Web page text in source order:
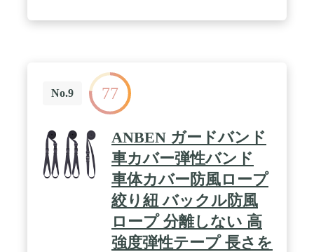
SUV/JEEPに適用しますが、但し、長さが485cmを超
えないようにしてください。 / 【多機能】 車カバー
はUVカット、ほこり、雨、雪、鳥落ち防止しま
す。多様な天気にも対応でき、うまくご愛車を保護
します！但し、ご使用する際に、しっかり車をカバ
ーしていることを確保してくださいね。 / 【品質保
証】 ご注意： 購入する前に車カバーのサイズとご
愛車と合わしてください。 弊社の車カバーは365日
の品質保証を提供いたします。ご購入日より３ヶ月
以内に質問があれば、御遠慮なく、お問い合わせく
ださい。私たちは２４時間以内に返信し解決いたし
No.9 77
ANBEN ガードバンド
車カバー弾性バンド
車体カバー防風ロープ
絞り紐 バックル防風
ロープ 分離しない 高
強度弾性テープ 長さを